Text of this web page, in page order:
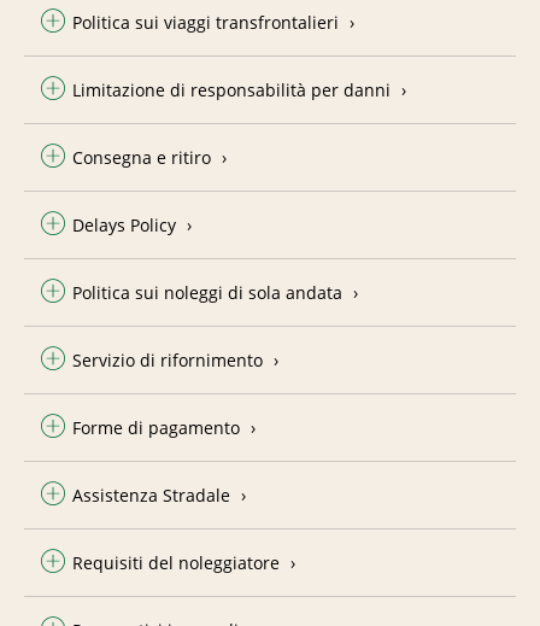
Politica sui viaggi transfrontalieri
Limitazione di responsabilità per danni
Consegna e ritiro
Delays Policy
Politica sui noleggi di sola andata
Servizio di rifornimento
Forme di pagamento
Assistenza Stradale
Requisiti del noleggiatore